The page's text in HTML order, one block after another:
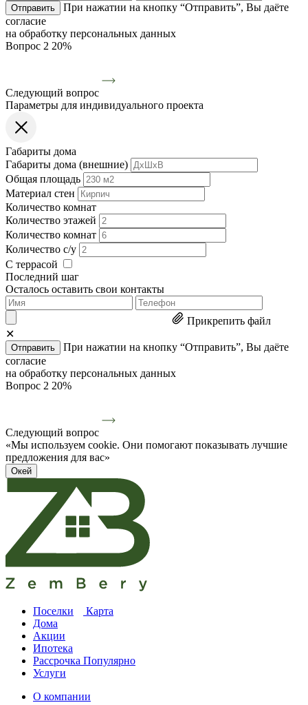
Отправить
При нажатии на кнопку “Отправить”, Вы даёте
согласие
на обработку персональных данных
Вопрос 2 20%
Следующий вопрос
Параметры для индивидуального проекта
Габариты дома
Габариты дома (внешние)
Общая площадь
Материал стен
Количество комнат
Количество этажей
Количество комнат
Количество с/у
С террасой
Последний шаг
Осталось оставить свои контакты
Прикрепить файл
✕
Отправить
При нажатии на кнопку “Отправить”, Вы даёте
согласие
на обработку персональных данных
Вопрос 2 20%
Следующий вопрос
«Мы используем cookie. Они помогают показывать лучшие
предложения для вас»
Окей
Поселки
Карта
Дома
Акции
Ипотека
Рассрочка Популярно
Услуги
О компании